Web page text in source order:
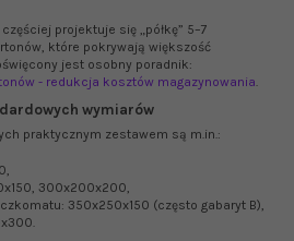
projektuje się „półkę” 5–7
które pokrywają większość
jest osobny poradnik:
- redukcja kosztów magazynowania.
wymiarów
praktycznym zestawem są m.in.:
300x200x200,
350x250x150 (często gabaryt B),